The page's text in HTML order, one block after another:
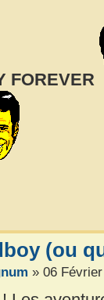
FOREVER
(ou
» 06